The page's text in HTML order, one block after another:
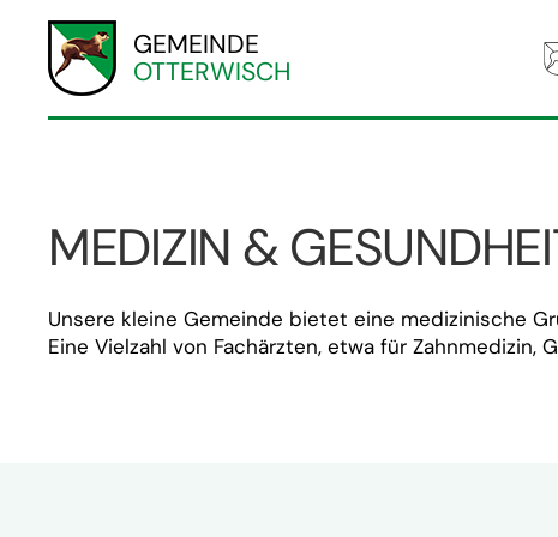
GEMEINDE
OTTERWISCH
MEDIZIN &
Unsere kleine Gemeinde bietet eine medizinische
Eine Vielzahl von Fachärzten, etwa für Zahnmedizin,